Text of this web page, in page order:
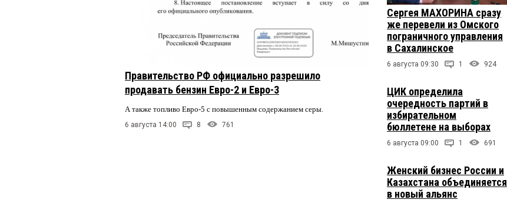
Правительство РФ официально разрешило
продавать бензин Евро-2 и Евро-3
А также топливо Евро-5 с повышенным содержанием серы.
6 августа 14:00 8 761
Сергея МАХОРИНА сразу
же перевели из Омского
пограничного управления
в Сахалинское
6 августа 09:30 1 924
ЦИК определила
очередность партий в
избирательном
бюллетене на выборах
6 августа 09:00 1 691
Женский бизнес России и
Казахстана объединяется
в новый альянс